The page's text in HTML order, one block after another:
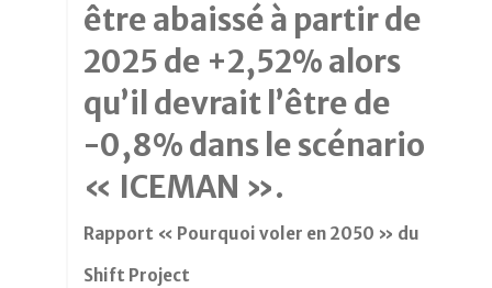
être abaissé à partir de
2025 de +2,52% alors
qu’il devrait l’être de
-0,8% dans le scénario
« ICEMAN ».
Rapport « Pourquoi voler en 2050 » du
Shift Project